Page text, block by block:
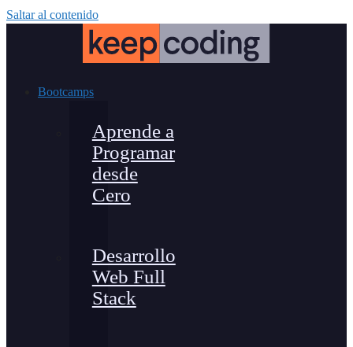
Saltar al contenido
Bootcamps
Aprende a
Programar
desde
Cero
Desarrollo
Web Full
Stack